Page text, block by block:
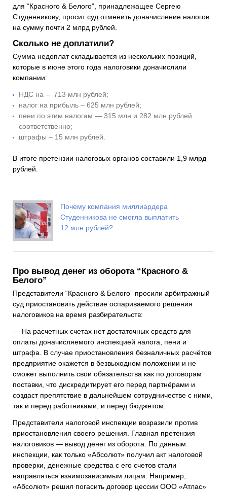
для “Красного & Белого”, принадлежащее Сергею
Студенникову, просит суд отменить доначисление налогов
на сумму почти 2 млрд рублей.
Сколько не доплатили?
Сумма недоплат складывается из нескольких позиций,
которые в июне этого года налоговики доначислили
компании:
НДС на – 713 млн рублей;
налог на прибыль – 625 млн рублей;
пени по этим налогам — 315 млн и 282 млн рублей
соответственно;
штрафы – 15 млн рублей.
В итоге претензии налоговых органов составили 1,9 млрд
рублей.
Почему компания миллиардера
Студенникова не смогла выплатить
12 млн рублей?
Про вывод денег из оборота “Красного &
Белого”
Представители “Красного & Белого” просили арбитражный
суд приостановить действие оспариваемого решения
налоговиков на время разбирательств:
— На расчетных счетах нет достаточных средств для
оплаты доначисляемого инспекцией налога, пени и
штрафа. В случае приостановления безналичных расчётов
предприятие окажется в безвыходном положении и не
сможет выполнить свои обязательства как по договорам
поставки, что дискредитирует его перед партнёрами и
создаст препятствие в дальнейшем сотрудничестве с ними,
так и перед работниками, и перед бюджетом.
Представители налоговой инспекции возразили против
приостановления своего решения. Главная претензия
налоговиков — вывод денег из оборота. По данным
инспекции, как только «Абсолют» получил акт налоговой
проверки, денежные средства с его счетов стали
направляться взаимозависимым лицам. Например,
«Абсолют» решил погасить договор цессии ООО «Атлас»